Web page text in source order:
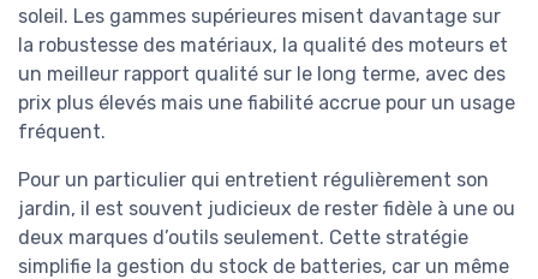
soleil. Les gammes supérieures misent davantage sur
la robustesse des matériaux, la qualité des moteurs et
un meilleur rapport qualité sur le long terme, avec des
prix plus élevés mais une fiabilité accrue pour un usage
fréquent.
Pour un particulier qui entretient régulièrement son
jardin, il est souvent judicieux de rester fidèle à une ou
deux marques d’outils seulement. Cette stratégie
simplifie la gestion du stock de batteries, car un même